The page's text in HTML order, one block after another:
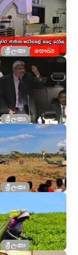
ශ්‍රී ලංකා සෞඛ්‍ය
ශ්‍රී ලංකා
ශ්‍රී ලංකා
ශ්‍රී ලංකා